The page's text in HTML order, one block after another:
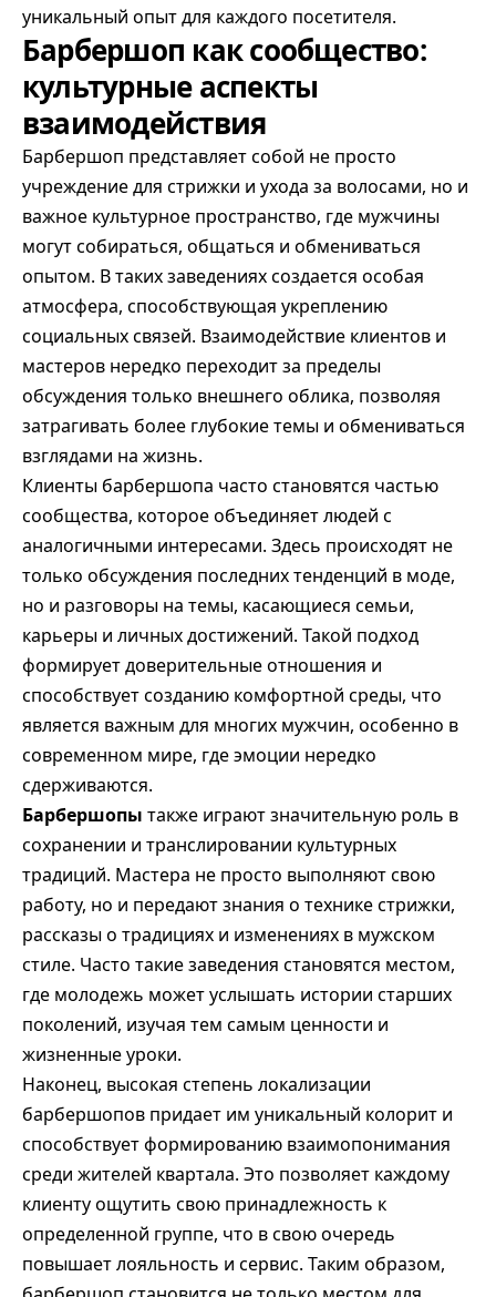
уникальный опыт для каждого посетителя.
Барбершоп как сообщество:
культурные аспекты
взаимодействия
Барбершоп представляет собой не просто
учреждение для стрижки и ухода за волосами, но и
важное культурное пространство, где мужчины
могут собираться, общаться и обмениваться
опытом. В таких заведениях создается особая
атмосфера, способствующая укреплению
социальных связей. Взаимодействие клиентов и
мастеров нередко переходит за пределы
обсуждения только внешнего облика, позволяя
затрагивать более глубокие темы и обмениваться
взглядами на жизнь.
Клиенты барбершопа часто становятся частью
сообщества, которое объединяет людей с
аналогичными интересами. Здесь происходят не
только обсуждения последних тенденций в моде,
но и разговоры на темы, касающиеся семьи,
карьеры и личных достижений. Такой подход
формирует доверительные отношения и
способствует созданию комфортной среды, что
является важным для многих мужчин, особенно в
современном мире, где эмоции нередко
сдерживаются.
Барбершопы также играют значительную роль в
сохранении и транслировании культурных
традиций. Мастера не просто выполняют свою
работу, но и передают знания о технике стрижки,
рассказы о традициях и изменениях в мужском
стиле. Часто такие заведения становятся местом,
где молодежь может услышать истории старших
поколений, изучая тем самым ценности и
жизненные уроки.
Наконец, высокая степень локализации
барбершопов придает им уникальный колорит и
способствует формированию взаимопонимания
среди жителей квартала. Это позволяет каждому
клиенту ощутить свою принадлежность к
определенной группе, что в свою очередь
повышает лояльность и сервис. Таким образом,